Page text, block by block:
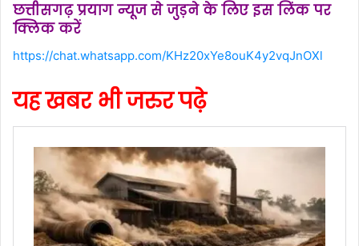
छत्तीसगढ़ प्रयाग न्यूज से जुड़ने के लिए इस लिंक पर
क्लिक करें
https://chat.whatsapp.com/KHz20xYe8ouK4y2vqJnOXl
यह खबर भी जरुर पढ़े